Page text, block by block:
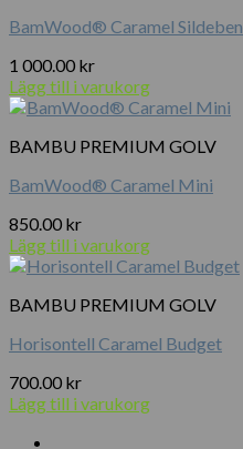
BamWood® Caramel Sildeben
1 000.00 kr
Lägg till i varukorg
BAMBU PREMIUM GOLV
BamWood® Caramel Mini
850.00 kr
Lägg till i varukorg
BAMBU PREMIUM GOLV
Horisontell Caramel Budget
700.00 kr
Lägg till i varukorg